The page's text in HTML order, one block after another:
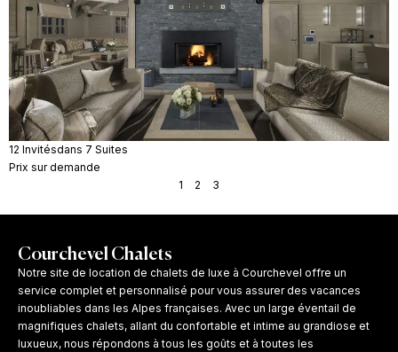
12 Invitésdans 7 Suites
Prix sur demande
1
2 3
Courchevel Chalets
Notre site de location de chalets de luxe à Courchevel offre un
service complet et personnalisé pour vous assurer des vacances
inoubliables dans les Alpes françaises. Avec un large éventail de
magnifiques chalets, allant du confortable et intime au grandiose et
luxueux, nous répondons à tous les goûts et à toutes les